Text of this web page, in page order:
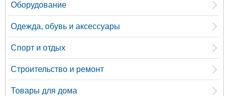
Оборудование
Одежда, обувь и аксессуары
Спорт и отдых
Строительство и ремонт
Товары для дома